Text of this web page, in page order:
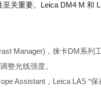
关重要。Leica DM4 M 和
Manager)，徕卡DM系列
整光线强度。
Assistant，Leica LAS “